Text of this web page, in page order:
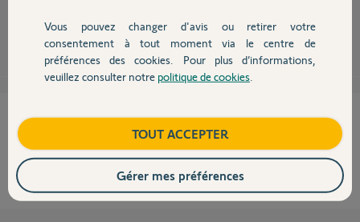
Devis avec un pro
Contact
Anonyme il y a presque 10 ans
Cette réponse vous a-t-elle aidé ?
NON OUI
100%des internautes ont trouvé cette réponse utile
Vous pouvez changer d'avis ou retirer votre
consentement à tout moment via le centre de
préférences des cookies. Pour plus d’informations,
veuillez consulter notre politique de cookies
TOUT ACCEPTER
Gérer mes préférences